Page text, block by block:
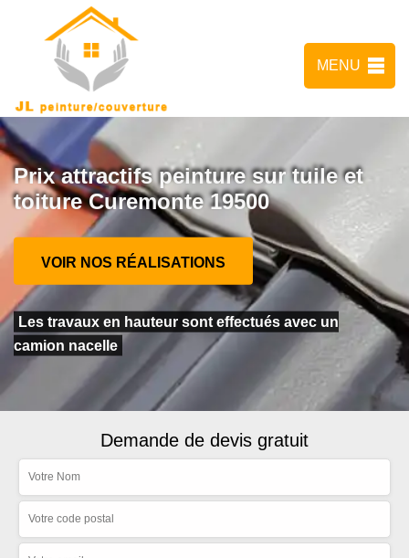
MENU
Prix attractifs peinture sur tuile et
toiture Curemonte 19500
VOIR NOS RÉALISATIONS
Les travaux en hauteur sont effectués avec un
camion nacelle
Demande de devis gratuit